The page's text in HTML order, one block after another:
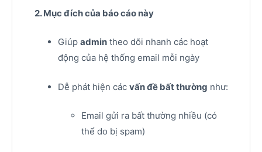
2. Mục đích của báo cáo này
Giúp admintheo dõi nhanh các hoạt
động của hệ thống email mỗi ngày
Dễ phát hiện các vấn đề bất thường như:
Email gửi ra bất thường nhiều (có
thể do bị spam)